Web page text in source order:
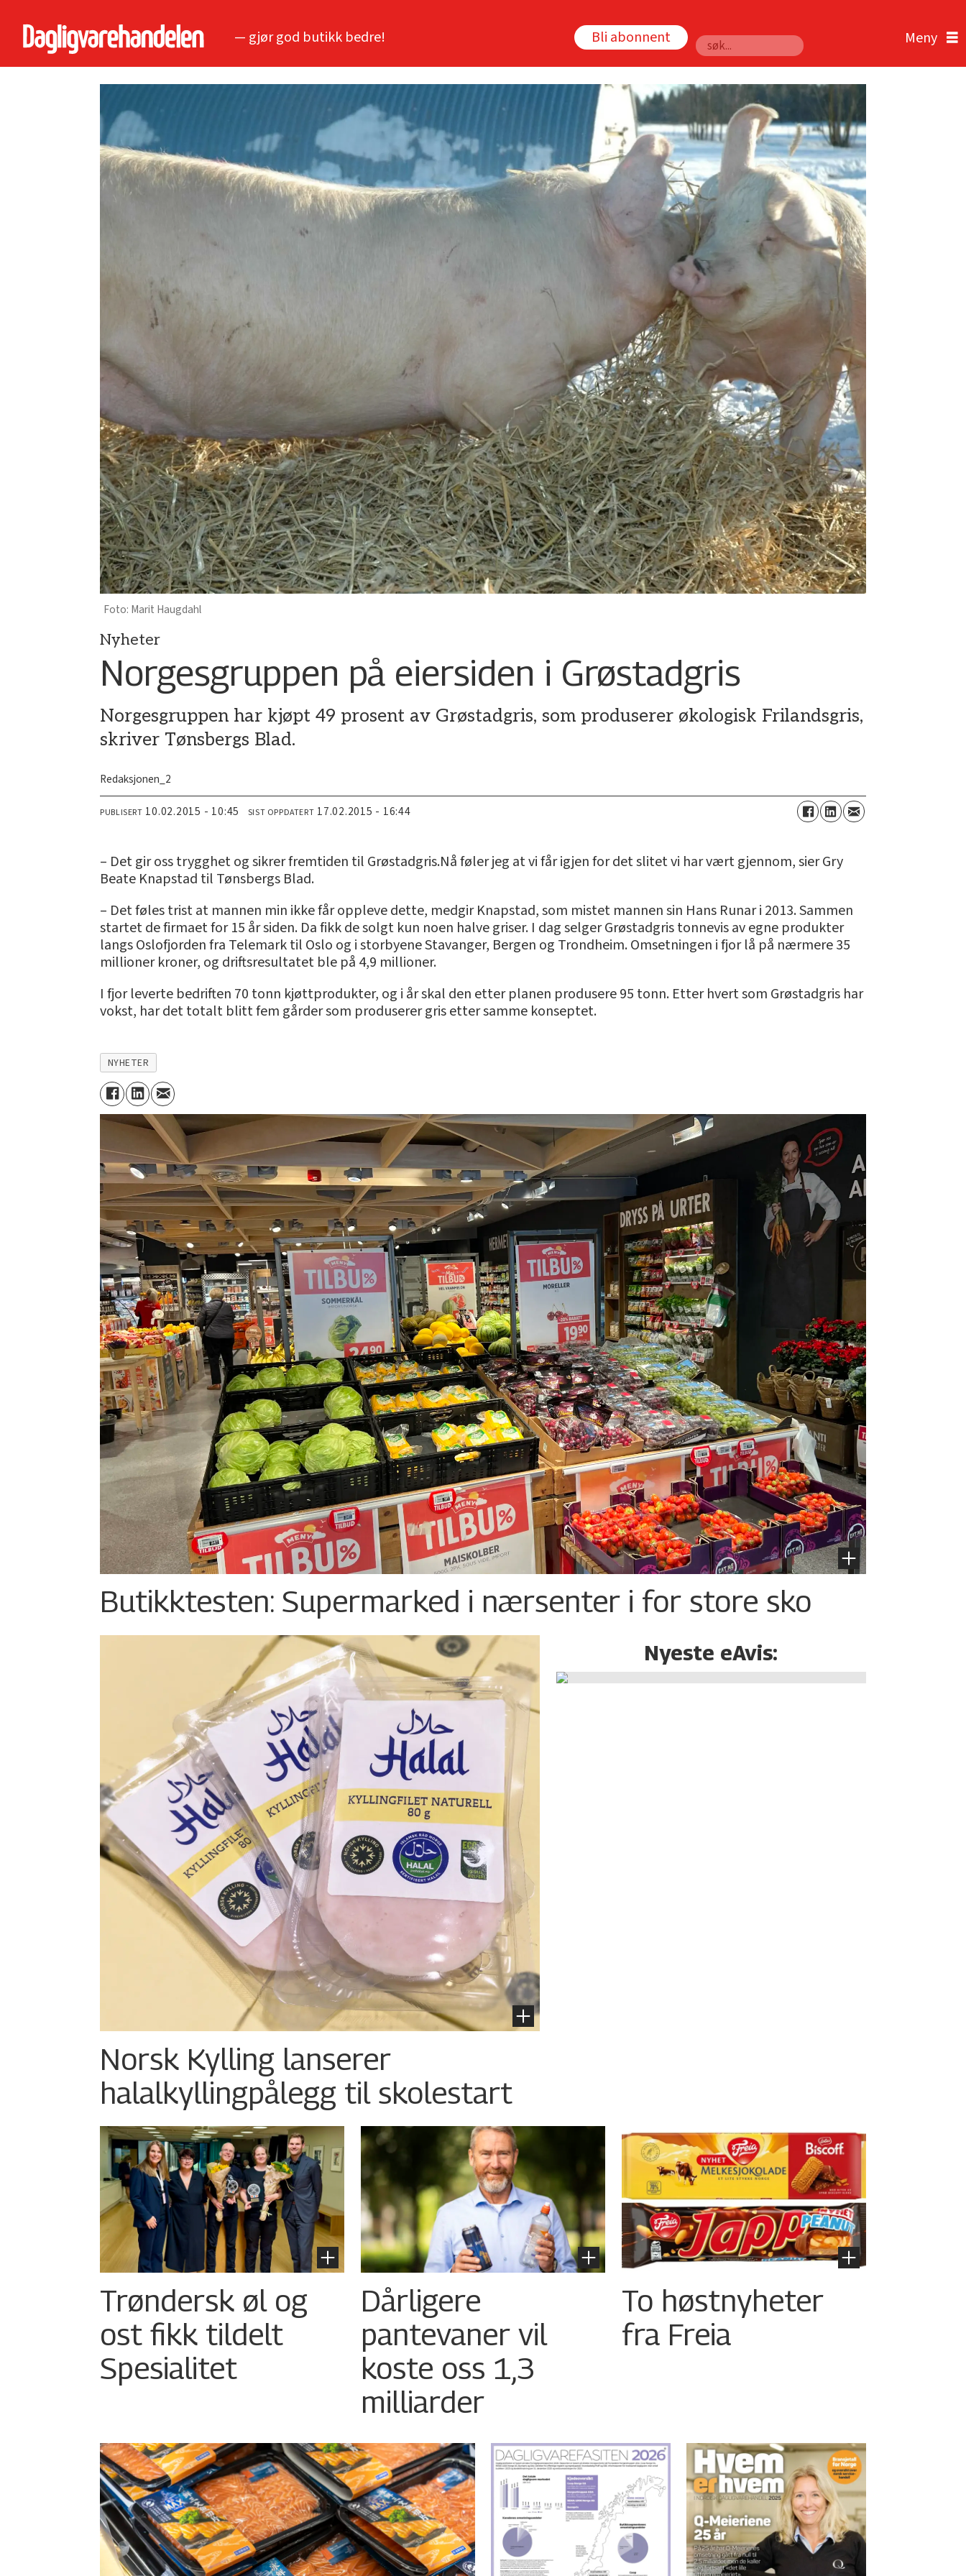
— gjør god butikk bedre! Bli abonnent
Søk
Marit Haugdahl
Nyheter
Norgesgruppen på eiersiden i Grøstadgris
Norgesgruppen har kjøpt 49 prosent av Grøstadgris, som produserer økologisk Frilandsgris,
skriver Tønsbergs Blad.
Redaksjonen_2
PUBLISERT 10.02.2015 - 10:45 SIST OPPDATERT 17.02.2015 - 16:44
– Det gir oss trygghet og sikrer fremtiden til Grøstadgris.Nå føler jeg at vi får igjen for det slitet vi har vært gjennom, sier Gry
Beate Knapstad til Tønsbergs Blad.
– Det føles trist at mannen min ikke får oppleve dette, medgir Knapstad, som mistet mannen sin Hans Runar i 2013. Sammen
startet de firmaet for 15 år siden. Da fikk de solgt kun noen halve griser. I dag selger Grøstadgris tonnevis av egne produkter
langs Oslofjorden fra Telemark til Oslo og i storbyene Stavanger, Bergen og Trondheim. Omsetningen i fjor lå på nærmere 35
millioner kroner, og driftsresultatet ble på 4,9 millioner.
I fjor leverte bedriften 70 tonn kjøttprodukter, og i år skal den etter planen produsere 95 tonn. Etter hvert som Grøstadgris har
vokst, har det totalt blitt fem gårder som produserer gris etter samme konseptet.
NYHETER
Butikktesten: Supermarked i nærsenter i for store sko
Norsk Kylling lanserer
halalkylling­pålegg til skolestart
Nyeste eAvis:
Trøndersk øl og
ost fikk tildelt
Spesialitet
Dårligere
pantevaner vil
koste oss 1,3
milliarder
To høstnyheter
fra Freia